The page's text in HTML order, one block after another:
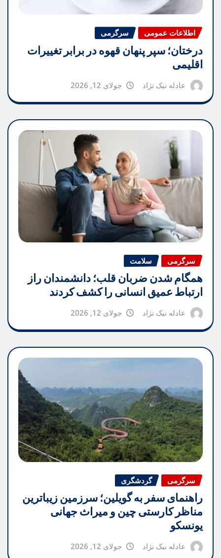
اطلاعات عمومی سرگرمی
درختان؛ سپر پنهان قهوه در برابر تغییرات
اقلیمی
عادله نیک نژاد جولای 12, 2026
سرگرمی سلامت
همگام شدن ضربان قلب؛ دانشمندان راز
ارتباط عمیق انسانی را کشف کردند
عادله نیک نژاد جولای 12, 2026
سرگرمی گردشگری
راهنمای سفر به گویلین؛ سرزمین زیباترین
مناظر کارستی چین و میراث جهانی
یونسکو
عادله نیک نژاد جولای 12, 2026